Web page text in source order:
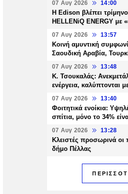
07 Αυγ 2026 14:00
Η Edison βλέπει
HELLENiQ ENERGY με
07 Αυγ 2026 13:57
Κοινή αμυντική
Σαουδική Αραβία,
07 Αυγ 2026 13:48
Κ. Τσουκαλάς:
ενέργεια, καλύπτονται
07 Αυγ 2026 13:40
Φοιτητικά ενοίκια:
σπίτια, μόνο το 34%
07 Αυγ 2026 13:28
Κλειστές προσωρινά οι
δήμο Πέλλας